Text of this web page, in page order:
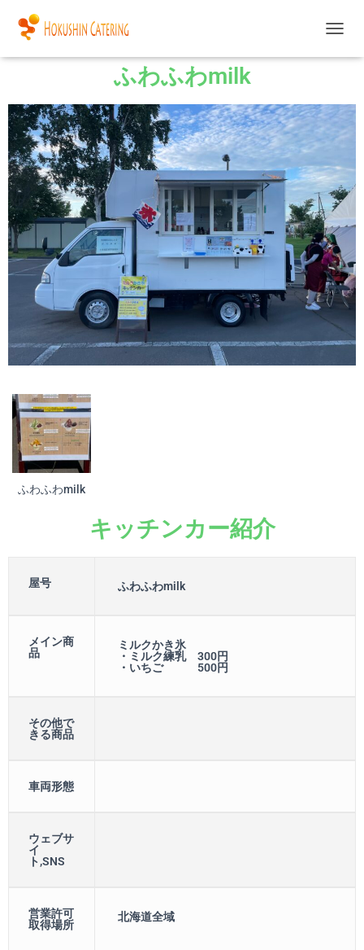
ビ
シ
ョ
ン
切
り
替
え
ふわふわmilk
ふわふわmilk
キッチンカー紹介
屋号 ふわふわmilk
メイン商
品
ミルクかき氷
・ミルク練乳 300円
・いちご 500円
その他で
きる商品
車両形態
ウェブサ
イ
ト,SNS
営業許可
取得場所
北海道全域